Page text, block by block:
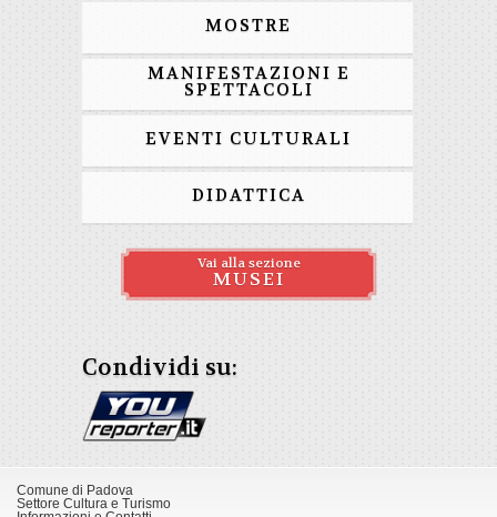
MOSTRE
MANIFESTAZIONI E
SPETTACOLI
EVENTI CULTURALI
DIDATTICA
Vai alla sezione
MUSEI
Condividi su:
Comune di Padova
Settore Cultura e Turismo